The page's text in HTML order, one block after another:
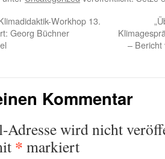
Workhop 13.
Georg Büchner
– Bericht
Kommentar
Adresse wird nicht
* markiert